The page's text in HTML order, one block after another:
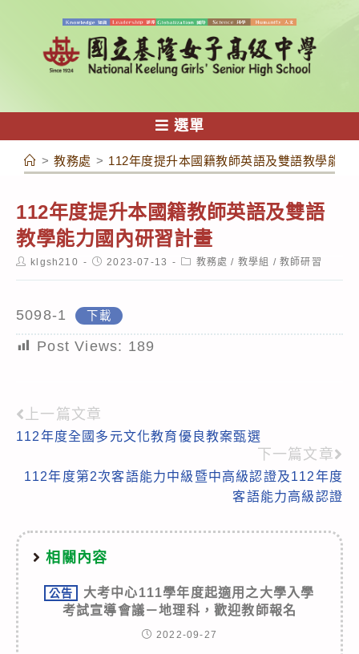
容
選單
> 教務處 > 112年度提升本國籍教師英語及雙語教學能力
112年度提升本國籍教師英語及雙語
教學能力國內研習計畫
Postklgsh210
Post2023-07-13
Post教務處 / 教學組 / 教師研習
5098-1 下載
Post Views: 189
Read
more
articles
上一篇文章
112年度全國多元文化教育優良教案甄選
下一篇文章
112年度第2次客語能力中級暨中高級認證及112年度
客語能力高級認證
相關內容
公告
大考中心111學年度起適用之大學入學
考試宣導會議－地理科，歡迎教師報名
2022-09-27